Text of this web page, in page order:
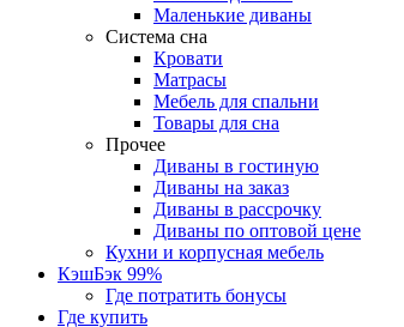
Маленькие диваны
Система сна
Кровати
Матрасы
Мебель для спальни
Товары для сна
Прочее
Диваны в гостиную
Диваны на заказ
Диваны в рассрочку
Диваны по оптовой цене
Кухни и корпусная мебель
КэшБэк 99%
Где потратить бонусы
Где купить